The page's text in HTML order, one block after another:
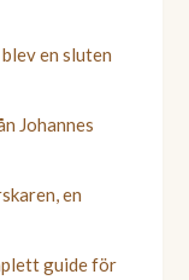
en sluten
Johannes
en
guide för